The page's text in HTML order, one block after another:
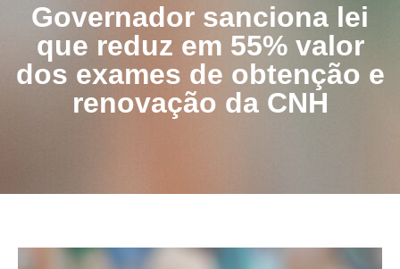
Governador sanciona lei
que reduz em 55% valor
dos exames de obtenção e
renovação da CNH